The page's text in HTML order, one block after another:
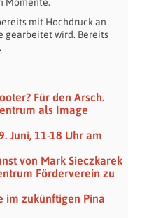
mit Hochdruck an
gearbeitet wird. Bereits
Für den Arsch.
als Image
Juni, 11-18 Uhr am
von Mark Sieczkarek
Förderverein zu
im zukünftigen Pina